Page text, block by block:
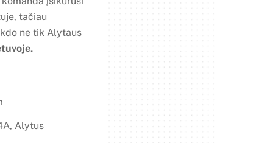
tačiau
ne tik Alytaus
Alytus